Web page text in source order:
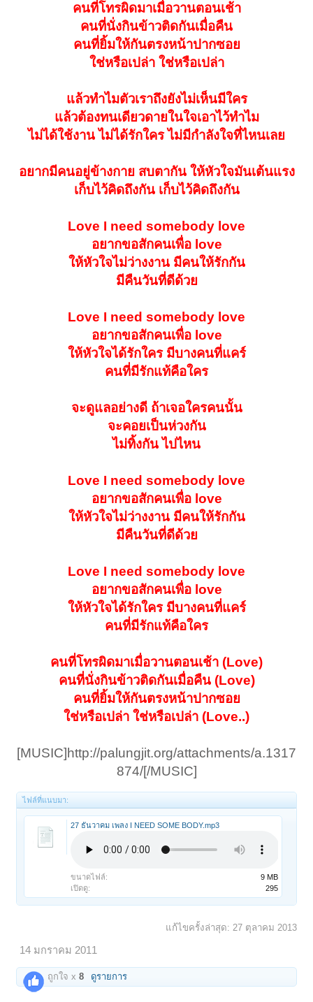
คนที่โทรผิดมาเมื่อวานตอนเช้า
คนที่นั่งกินข้าวติดกันเมื่อคืน
คนที่ยิ้มให้กันตรงหน้าปากซอย
ใช่หรือเปล่า ใช่หรือเปล่า
แล้วทำไมตัวเราถึงยังไม่เห็นมีใคร
แล้วต้องทนเดียวดายในใจเอาไว้ทำไม
ไม่ได้ใช้งาน ไม่ได้รักใคร ไม่มีกำลังใจที่ไหนเลย
อยากมีคนอยู่ข้างกาย สบตากัน ให้หัวใจมันเต้นแรง
เก็บไว้คิดถึงกัน เก็บไว้คิดถึงกัน
Love I need somebody love
อยากขอสักคนเพื่อ love
ให้หัวใจไม่ว่างงาน มีคนให้รักกัน
มีคืนวันที่ดีด้วย
Love I need somebody love
อยากขอสักคนเพื่อ love
ให้หัวใจได้รักใคร มีบางคนที่แคร์
คนที่มีรักแท้คือใคร
จะดูแลอย่างดี ถ้าเจอใครคนนั้น
จะคอยเป็นห่วงกัน
ไม่ทิ้งกัน ไปไหน
Love I need somebody love
อยากขอสักคนเพื่อ love
ให้หัวใจไม่ว่างงาน มีคนให้รักกัน
มีคืนวันที่ดีด้วย
Love I need somebody love
อยากขอสักคนเพื่อ love
ให้หัวใจได้รักใคร มีบางคนที่แคร์
คนที่มีรักแท้คือใคร
คนที่โทรผิดมาเมื่อวานตอนเช้า (Love)
คนที่นั่งกินข้าวติดกันเมื่อคืน (Love)
คนที่ยิ้มให้กันตรงหน้าปากซอย
ใช่หรือเปล่า ใช่หรือเปล่า (Love..)
[MUSIC]http://palungjit.org/attachments/a.1317
874/[/MUSIC]​
ไฟล์ที่แนบมา:
27 ธันวาคม เพลง I NEED SOME BODY.mp3
ขนาดไฟล์:
9 MB
เปิดดู:
295
แก้ไขครั้งล่าสุด: 27 ตุลาคม 2013
14 มกราคม 2011
ถูกใจ x8 ดูรายการ